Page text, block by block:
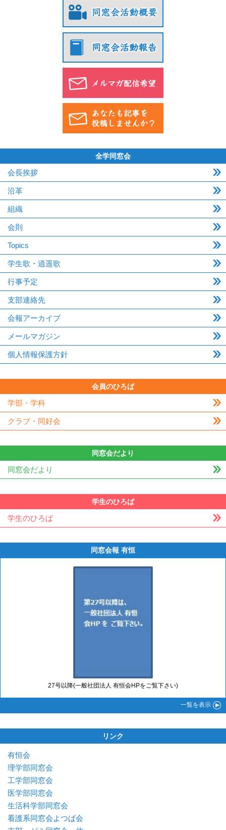
全学同窓会
会長挨拶
沿革
組織
会則
Topics
学生歌・逍遥歌
行事予定
支部連絡先
会報アーカイブ
メールマガジン
個人情報保護方針
会員のひろば
学部・学科
クラブ・同好会
同窓会だより
同窓会だより
学生のひろば
学生のひろば
同窓会報 有恒
27号以降(一般社団法人 有恒会HPをご覧下さい)
一覧を表示
リンク
有恒会
理学部同窓会
工学部同窓会
医学部同窓会
生活科学部同窓会
看護系同窓会よつば会